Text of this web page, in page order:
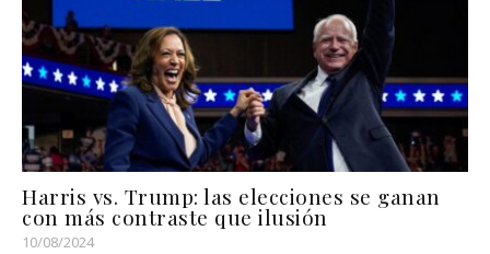
Harris vs. Trump: las elecciones se ganan
con más contraste que ilusión
10/08/2024